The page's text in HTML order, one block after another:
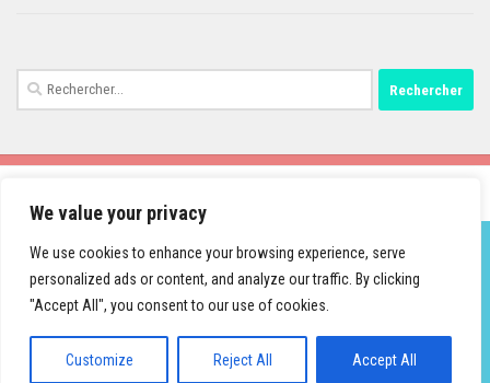
We value your privacy
We use cookies to enhance your browsing experience, serve
personalized ads or content, and analyze our traffic. By clicking
"Accept All", you consent to our use of cookies.
Customize Reject All Accept All
Rechercher :